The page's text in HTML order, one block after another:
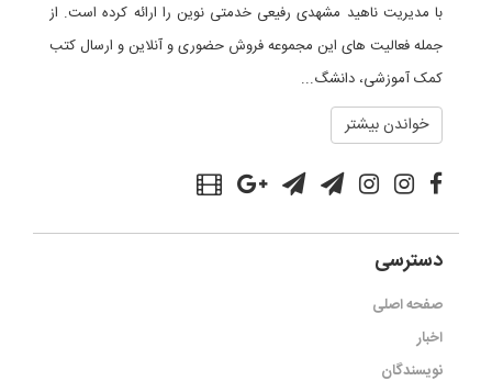
با مدیریت ناهید مشهدی رفیعی خدمتی نوین را ارائه کرده است. از
جمله فعالیت های این مجموعه فروش حضوری و آنلاین و ارسال کتب
کمک آموزشی، دانشگ...
خواندن بیشتر
دسترسی
صفحه اصلی
اخبار
نویسندگان